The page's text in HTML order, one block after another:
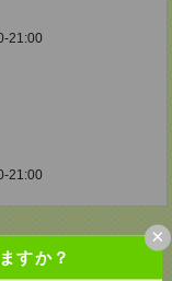
すか？
×
21:00
21:00